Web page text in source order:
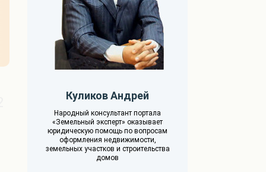
Куликов Андрей
Народный консультант портала
«Земельный эксперт» оказывает
юридическую помощь по вопросам
оформления недвижимости,
земельных участков и строительства
домов